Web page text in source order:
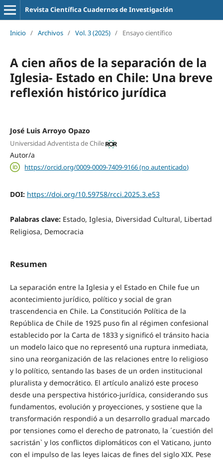
Revista Científica Cuadernos de Investigación
Inicio / Archivos / Vol. 3 (2025) / Ensayo científico
A cien años de la separación de la
Iglesia- Estado en Chile: Una breve
reflexión histórico jurídica
José Luis Arroyo Opazo
Universidad Adventista de Chile
Autor/a
https://orcid.org/0009-0009-7409-9166 (no autenticado)
DOI: https://doi.org/10.59758/rcci.2025.3.e53
Palabras clave: Estado, Iglesia, Diversidad Cultural, Libertad
Religiosa, Democracia
Resumen
La separación entre la Iglesia y el Estado en Chile fue un
acontecimiento jurídico, político y social de gran
trascendencia en Chile. La Constitución Política de la
República de Chile de 1925 puso fin al régimen confesional
establecido por la Carta de 1833 y significó el tránsito hacia
un modelo laico que no representó una ruptura inmediata,
sino una reorganización de las relaciones entre lo religioso
y lo político, sentando las bases de un orden institucional
pluralista y democrático. El artículo analizó este proceso
desde una perspectiva histórico-jurídica, considerando sus
fundamentos, evolución y proyecciones, y sostiene que la
transformación respondió a un desarrollo gradual marcado
por tensiones como el derecho de patronato, la ´cuestión del
sacristán` y los conflictos diplomáticos con el Vaticano, junto
con el impulso de las leyes laicas de fines del siglo XIX. Pese